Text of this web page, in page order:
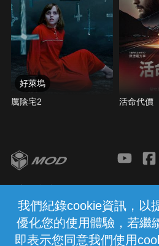
我們紀錄cookie資訊，以
優化您的使用體驗，若繼
即表示您同意我們使用
好萊塢
厲陰宅2
活命代價
中華電信股份有限公司
(統一編號：